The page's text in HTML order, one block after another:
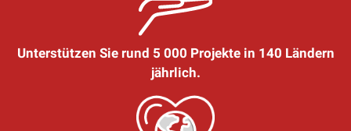
Unterstützen Sie rund 5 000 Projekte in 140 Ländern
jährlich.